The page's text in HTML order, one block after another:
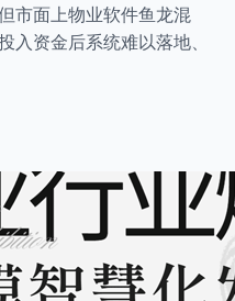
市面上物业软件鱼龙混
入资金后系统难以落地、